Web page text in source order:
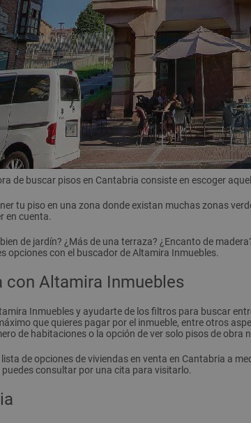
de buscar pisos en Cantabria consiste en escoger
tu piso en una zona donde existan muchas zonas
en cuenta.
de jardín? ¿Más de una terraza? ¿Encanto de
opciones con el buscador de Altamira Inmuebles.
con Altamira Inmuebles
Inmuebles y ayudarte de los filtros para buscar
que quieres pagar por el inmueble, entre otros
de habitaciones o la opción de ver solo pisos de obra
de opciones de viviendas en venta en Cantabria a
consultar por una cita para visitarlo.